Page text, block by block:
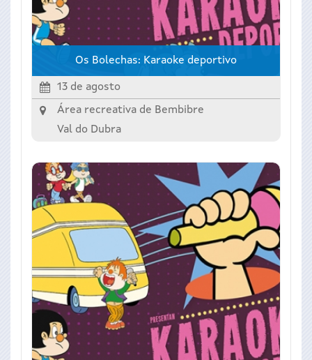
Os Bolechas: Karaoke deportivo
13 de agosto
Área recreativa de Bembibre
Val do Dubra